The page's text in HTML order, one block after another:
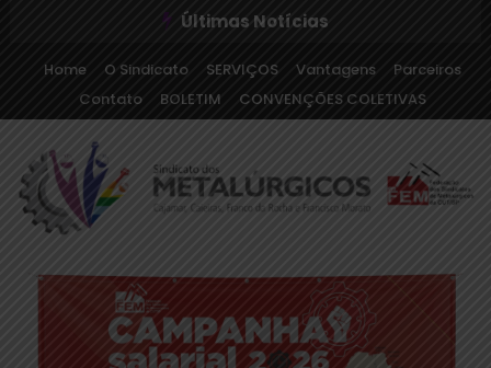
Últimas Notícias
Home O Sindicato SERVIÇOS Vantagens
Parceiros
Contato
BOLETIM CONVENÇÕES COLETIVAS
Sindicato dos
Metalúrgicos de Cajamar